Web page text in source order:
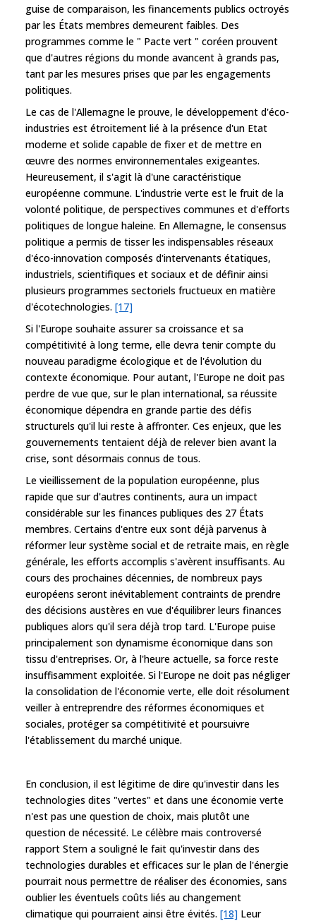
guise de comparaison, les financements publics octroyés
par les États membres demeurent faibles. Des
programmes comme le " Pacte vert " coréen prouvent
que d'autres régions du monde avancent à grands pas,
tant par les mesures prises que par les engagements
politiques.
Le cas de l'Allemagne le prouve, le développement d'éco-
industries est étroitement lié à la présence d'un Etat
moderne et solide capable de fixer et de mettre en
œuvre des normes environnementales exigeantes.
Heureusement, il s'agit là d'une caractéristique
européenne commune. L'industrie verte est le fruit de la
volonté politique, de perspectives communes et d'efforts
politiques de longue haleine. En Allemagne, le consensus
politique a permis de tisser les indispensables réseaux
d'éco-innovation composés d'intervenants étatiques,
industriels, scientifiques et sociaux et de définir ainsi
plusieurs programmes sectoriels fructueux en matière
d'écotechnologies. [17]
Si l'Europe souhaite assurer sa croissance et sa
compétitivité à long terme, elle devra tenir compte du
nouveau paradigme écologique et de l'évolution du
contexte économique. Pour autant, l'Europe ne doit pas
perdre de vue que, sur le plan international, sa réussite
économique dépendra en grande partie des défis
structurels qu'il lui reste à affronter. Ces enjeux, que les
gouvernements tentaient déjà de relever bien avant la
crise, sont désormais connus de tous.
Le vieillissement de la population européenne, plus
rapide que sur d'autres continents, aura un impact
considérable sur les finances publiques des 27 États
membres. Certains d'entre eux sont déjà parvenus à
réformer leur système social et de retraite mais, en règle
générale, les efforts accomplis s'avèrent insuffisants. Au
cours des prochaines décennies, de nombreux pays
européens seront inévitablement contraints de prendre
des décisions austères en vue d'équilibrer leurs finances
publiques alors qu'il sera déjà trop tard. L'Europe puise
principalement son dynamisme économique dans son
tissu d'entreprises. Or, à l'heure actuelle, sa force reste
insuffisamment exploitée. Si l'Europe ne doit pas négliger
la consolidation de l'économie verte, elle doit résolument
veiller à entreprendre des réformes économiques et
sociales, protéger sa compétitivité et poursuivre
l'établissement du marché unique.
En conclusion, il est légitime de dire qu'investir dans les
technologies dites "vertes" et dans une économie verte
n'est pas une question de choix, mais plutôt une
question de nécessité. Le célèbre mais controversé
rapport Stern a souligné le fait qu'investir dans des
technologies durables et efficaces sur le plan de l'énergie
pourrait nous permettre de réaliser des économies, sans
oublier les éventuels coûts liés au changement
climatique qui pourraient ainsi être évités. [18] Leur